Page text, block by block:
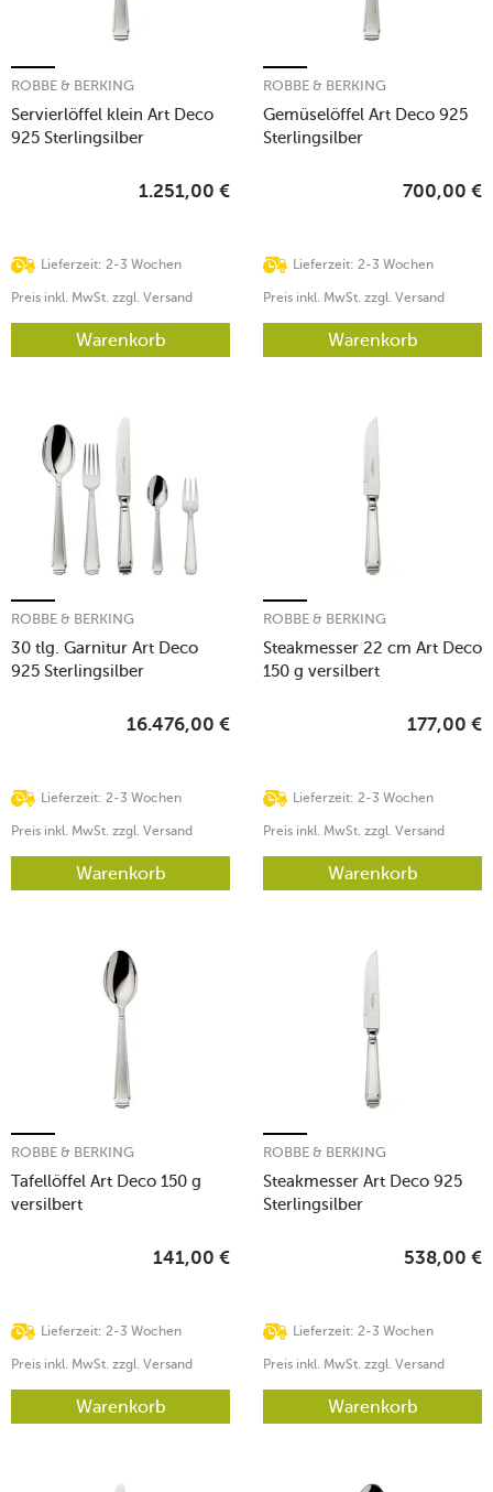
Servierlöffel klein Art Deco
925 Sterlingsilber
ROBBE & BERKING
Lieferzeit: 2-3 Wochen
1.251,00 €
Preis inkl. MwSt. zzgl. Versand
Warenkorb
Gemüselöffel Art Deco 925
Sterlingsilber
ROBBE & BERKING
Lieferzeit: 2-3 Wochen
700,00 €
Preis inkl. MwSt. zzgl. Versand
Warenkorb
30 tlg. Garnitur Art Deco
925 Sterlingsilber
ROBBE & BERKING
Lieferzeit: 2-3 Wochen
16.476,00 €
Preis inkl. MwSt. zzgl. Versand
Warenkorb
Steakmesser 22 cm Art Deco
150 g versilbert
ROBBE & BERKING
Lieferzeit: 2-3 Wochen
177,00 €
Preis inkl. MwSt. zzgl. Versand
Warenkorb
Tafellöffel Art Deco 150 g
versilbert
ROBBE & BERKING
Lieferzeit: 2-3 Wochen
141,00 €
Preis inkl. MwSt. zzgl. Versand
Warenkorb
Steakmesser Art Deco 925
Sterlingsilber
ROBBE & BERKING
Lieferzeit: 2-3 Wochen
538,00 €
Preis inkl. MwSt. zzgl. Versand
Warenkorb